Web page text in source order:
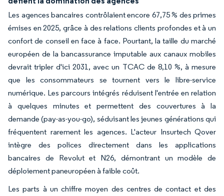
Les agences bancaires contrôlaient encore 67,75 % des primes
émises en 2025, grâce à des relations clients profondes et à un
confort de conseil en face à face. Pourtant, la taille du marché
européen de la bancassurance imputable aux canaux mobiles
devrait tripler d'ici 2031, avec un TCAC de 8,10 %, à mesure
que les consommateurs se tournent vers le libre-service
numérique. Les parcours intégrés réduisent l'entrée en relation
à quelques minutes et permettent des couvertures à la
demande (pay-as-you-go), séduisant les jeunes générations qui
fréquentent rarement les agences. L'acteur Insurtech Qover
intègre des polices directement dans les applications
bancaires de Revolut et N26, démontrant un modèle de
déploiement paneuropéen à faible coût.
Les parts à un chiffre moyen des centres de contact et des